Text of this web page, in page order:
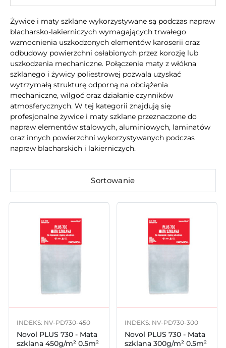
Żywice i maty szklane wykorzystywane są podczas napraw
blacharsko-lakierniczych wymagających trwałego
wzmocnienia uszkodzonych elementów karoserii oraz
odbudowy powierzchni osłabionych przez korozję lub
uszkodzenia mechaniczne. Połączenie maty z włókna
szklanego i żywicy poliestrowej pozwala uzyskać
wytrzymałą strukturę odporną na obciążenia
mechaniczne, wilgoć oraz działanie czynników
atmosferycznych. W tej kategorii znajdują się
profesjonalne żywice i maty szklane przeznaczone do
napraw elementów stalowych, aluminiowych, laminatów
oraz innych powierzchni wykorzystywanych podczas
napraw blacharskich i lakierniczych.
Sortowanie
INDEKS: NV-PD730-450
Novol PLUS 730 - Mata
szklana 450g/m² 0.5m²
INDEKS: NV-PD730-300
Novol PLUS 730 - Mata
szklana 300g/m² 0.5m²